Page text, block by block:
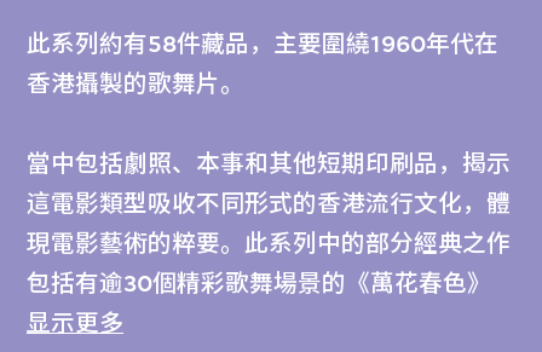
此系列約有58件藏品，主要圍繞1960年代在
香港攝製的歌舞片。
當中包括劇照、本事和其他短期印刷品，揭示
這電影類型吸收不同形式的香港流行文化，體
現電影藝術的粹要。此系列中的部分經典之作
包括有逾30個精彩歌舞場景的《萬花春色》
（1956）；由蕭芳芳首度擔綱演出的《少女
显示更多